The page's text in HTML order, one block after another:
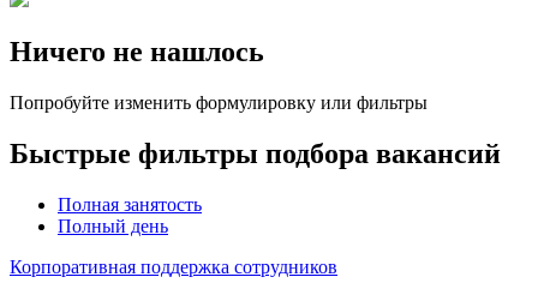
Ничего не нашлось
Попробуйте изменить формулировку или фильтры
Быстрые фильтры подбора вакансий
Полная занятость
Полный день
Корпоративная поддержка сотрудников